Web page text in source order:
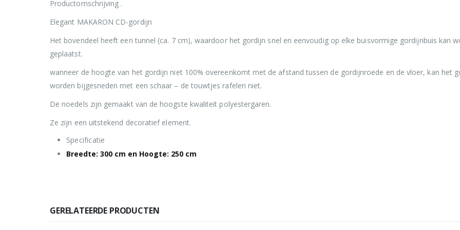
Productomschrijving .
Elegant MAKARON CD-gordijn
Het bovendeel heeft een tunnel (ca. 7 cm), waardoor het gordijn snel en eenvoudig op elke buisvormige gordijnbuis kan
geplaatst.
wanneer de hoogte van het gordijn niet 100% overeenkomt met de afstand tussen de gordijnroede en de vloer, kan het
worden bijgesneden met een schaar – de touwtjes rafelen niet.
De noedels zijn gemaakt van de hoogste kwaliteit polyestergaren.
Ze zijn een uitstekend decoratief element.
Specificatie
Breedte: 300 cm en Hoogte: 250 cm
GERELATEERDE PRODUCTEN